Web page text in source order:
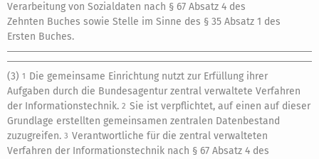
Verarbeitung von Sozialdaten nach § 67 Absatz 4 des
Zehnten Buches sowie Stelle im Sinne des § 35 Absatz 1 des
Ersten Buches.
(3) 1 Die gemeinsame Einrichtung nutzt zur Erfüllung ihrer
Aufgaben durch die Bundesagentur zentral verwaltete Verfahren
der Informationstechnik. 2 Sie ist verpflichtet, auf einen auf dieser
Grundlage erstellten gemeinsamen zentralen Datenbestand
zuzugreifen. 3 Verantwortliche für die zentral verwalteten
Verfahren der Informationstechnik nach § 67 Absatz 4 des